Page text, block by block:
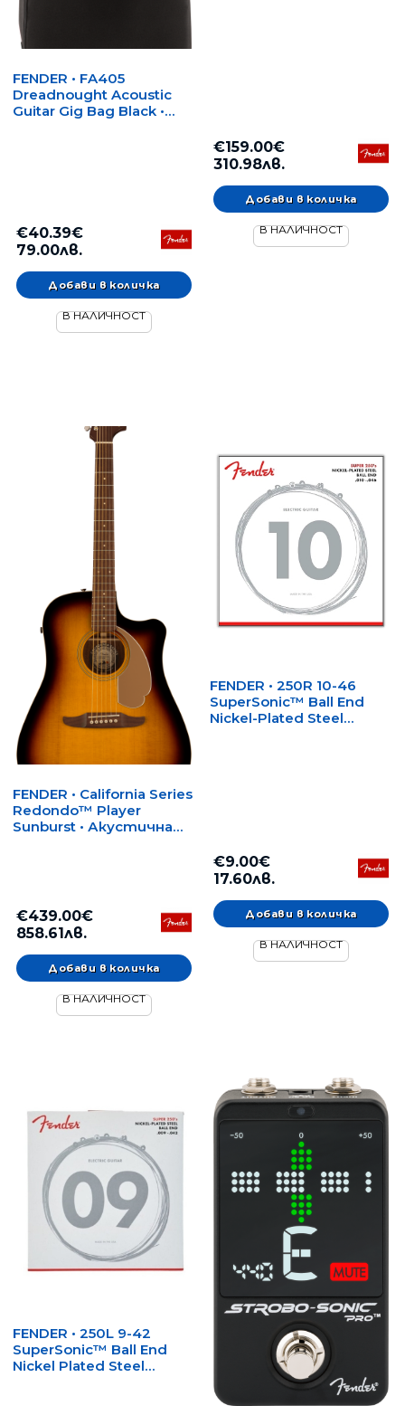
FENDER • FA405
Dreadnought Acoustic
Guitar Gig Bag Black •
€40.39€
79.00лв.
В НАЛИЧНОСТ
€159.00€
310.98лв.
В НАЛИЧНОСТ
FENDER • California Series
Redondo™ Player
Sunburst • Акустична
€439.00€
858.61лв.
В НАЛИЧНОСТ
FENDER • 250R 10-46
SuperSonic™ Ball End
Nickel-Plated Steel
€9.00€
17.60лв.
В НАЛИЧНОСТ
FENDER • 250L 9-42
SuperSonic™ Ball End
Nickel Plated Steel